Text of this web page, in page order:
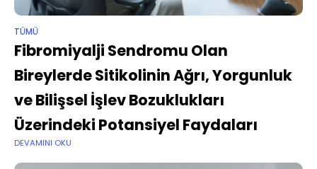
TÜMÜ
Fibromiyalji Sendromu Olan
Bireylerde Sitikolinin Ağrı, Yorgunluk
ve Bilişsel İşlev Bozuklukları
Üzerindeki Potansiyel Faydaları
DEVAMINI OKU